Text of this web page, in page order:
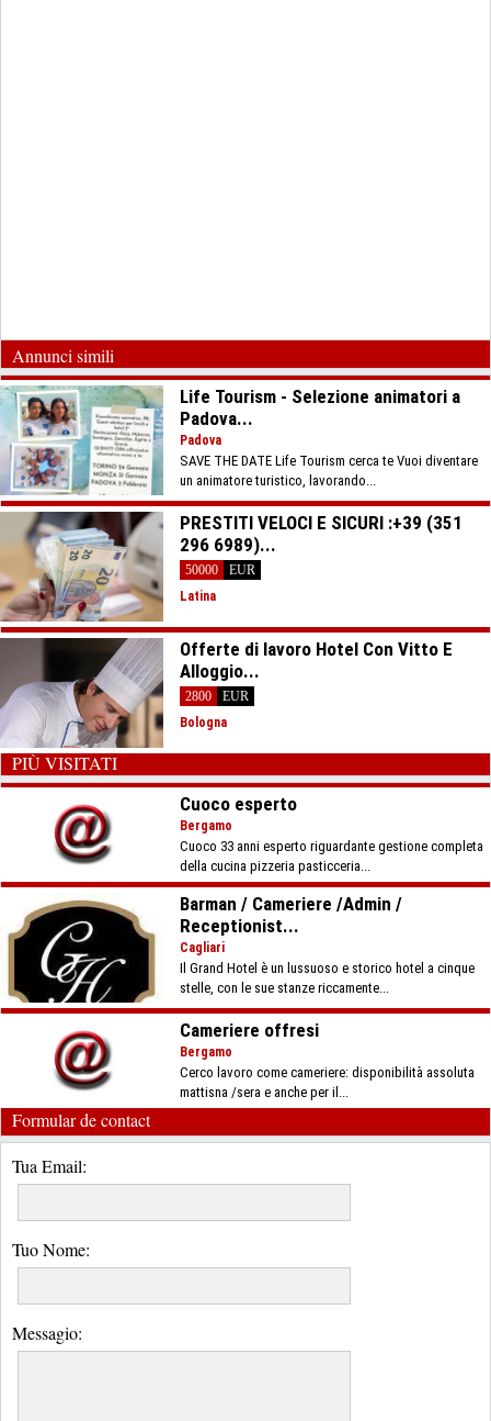
Annunci simili
Life Tourism - Selezione animatori a
Padova...
Padova
SAVE THE DATE Life Tourism cerca te Vuoi diventare
un animatore turistico, lavorando...
PRESTITI VELOCI E SICURI :+39 (351
296 6989)...
50000
EUR
Latina
Offerte di lavoro Hotel Con Vitto E
Alloggio...
2800
EUR
Bologna
PIÙ VISITATI
Cuoco esperto
Bergamo
Cuoco 33 anni esperto riguardante gestione completa
della cucina pizzeria pasticceria...
Barman / Cameriere /Admin /
Receptionist...
Cagliari
Il Grand Hotel è un lussuoso e storico hotel a cinque
stelle, con le sue stanze riccamente...
Cameriere offresi
Bergamo
Cerco lavoro come cameriere: disponibilità assoluta
mattisna /sera e anche per il...
Formular de contact
Tua Email:
Tuo Nome:
Messagio: